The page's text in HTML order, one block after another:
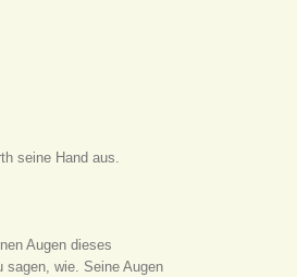
seine Hand aus.
Augen dieses
sagen, wie. Seine Augen